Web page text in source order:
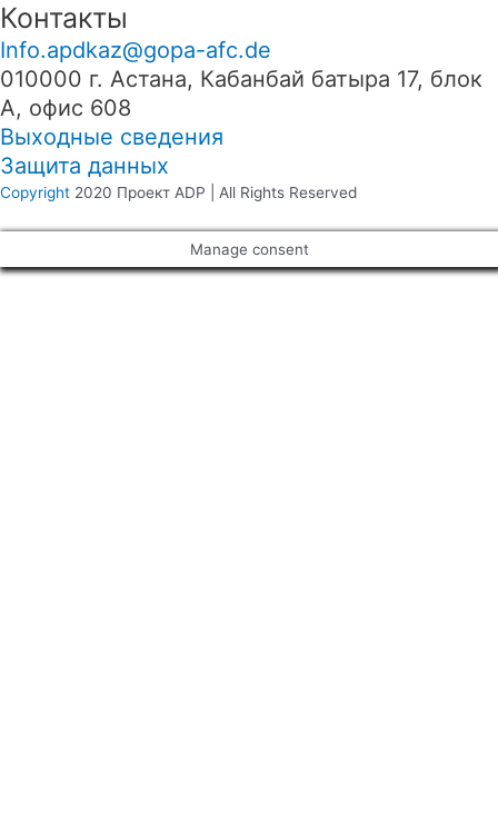
Контакты
Info.apdkaz@gopa-afc.de
010000 г. Астана, Кабанбай батыра 17, блок
А, офис 608
Выходные сведения
Защита данных
Copyright 2020 Проект ADP | All Rights Reserved
Manage consent